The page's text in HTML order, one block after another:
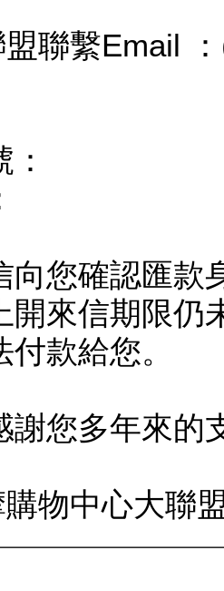
盟聯繫Email
向您確認匯款
開來信期限仍
款給您。
謝您多年來的
購物中心大